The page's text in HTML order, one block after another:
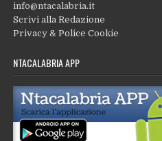
info@ntacalabria.it
Scrivi alla Redazione
Privacy & Police Cookie
NTACALABRIA APP